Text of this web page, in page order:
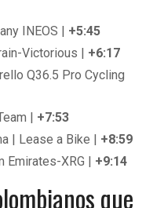
INEOS | +5:45
Victorious | +6:17
Q36.5 Pro Cycling
| +7:53
| Lease a Bike | +8:59
Emirates-XRG | +9:14
que